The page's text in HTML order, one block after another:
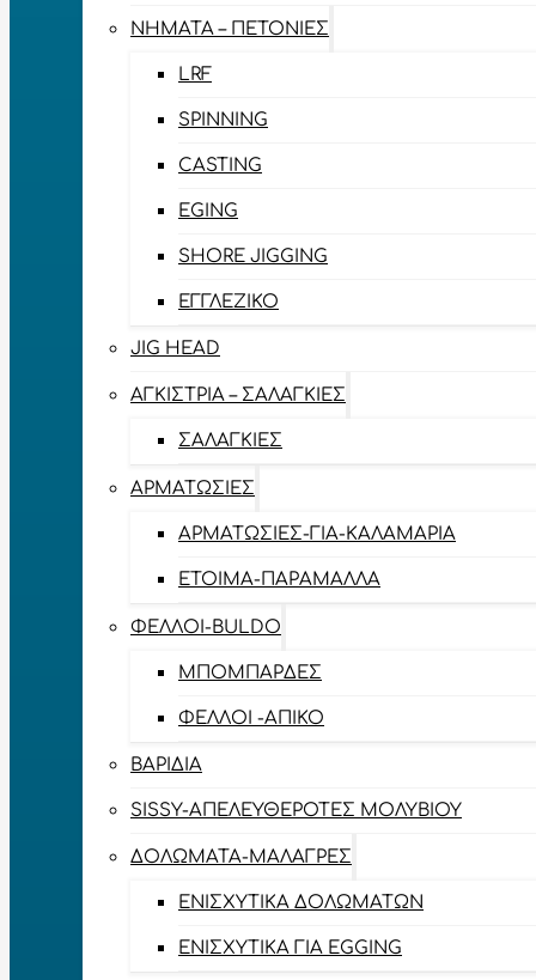
ΝΉΜΑΤΑ – ΠΕΤΟΝΙΈΣ
LRF
SPINNING
CASTING
EGING
SHORE JIGGING
ΕΓΓΛΈΖΙΚΟ
JIG HEAD
ΑΓΚΊΣΤΡΙΑ – ΣΑΛΑΓΚΙΈΣ
ΣΑΛΑΓΚΙΈΣ
ΑΡΜΑΤΩΣΙΈΣ
ΑΡΜΑΤΩΣΙΈΣ-ΓΙΑ-ΚΑΛΑΜΆΡΙΑ
ΈΤΟΙΜΑ-ΠΑΡΆΜΑΛΛΑ
ΦΕΛΛΟΊ-BULDO
ΜΠΟΜΠΆΡΔΕΣ
ΦΕΛΛΟΊ -ΑΠΊΚΟ
ΒΑΡΊΔΙΑ
SISSY-ΑΠΕΛΕΥΘΕΡΟΤΈΣ ΜΟΛΥΒΙΟΎ
ΔΟΛΏΜΑΤΑ-ΜΑΛΆΓΡΕΣ
ΕΝΙΣΧΥΤΙΚΆ ΔΟΛΩΜΆΤΩΝ
ΕΝΙΣΧΥΤΙΚΆ ΓΙΑ EGGING